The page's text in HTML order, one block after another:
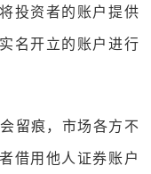
投资者的账户提供
名开立的账户进行
留痕，市场各方不
借用他人证券账户